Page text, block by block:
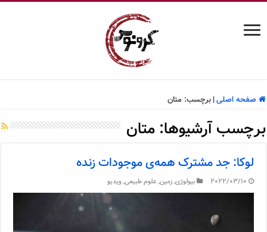
صفحه اصلی| برچسب: متان
برچسب آرشیوها:متان
لوکا: جد مشترک همه‌ی موجودات زنده
2022/03/10 بیولوژی,زمین,علوم طبیعی,ویدیو